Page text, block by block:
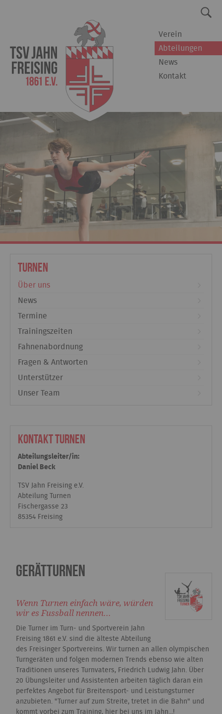
Verein
Abteilungen
News
Kontakt
Turnen
Über uns
News
Termine
Trainingszeiten
Fahnenabordnung
Fragen & Antworten
Unterstützer
Unser Team
Kontakt Turnen
Abteilungsleiter/in:
Daniel Beck
TSV Jahn Freising e.V.
Abteilung Turnen
Fischergasse 23
85354 Freising
Gerätturnen
Wenn Turnen einfach wäre, würden
wir es Fussball nennen...
Die Turner im Turn- und Sportverein Jahn
Freising 1861 e.V. sind die älteste Abteilung
des Freisinger Sportvereins. Wir turnen an allen olympischen
Turngeräten und folgen modernen Trends ebenso wie alten
Traditionen unseres Turnvaters, Friedrich Ludwig Jahn. Über
20 Übungsleiter und Assistenten arbeiten täglich daran ein
perfektes Angebot für Breitensport- und Leistungsturner
anzubieten. "Turner auf zum Streite, tretet in die Bahn" und
kommt vorbei zum Training, hier bei uns im Jahn...!